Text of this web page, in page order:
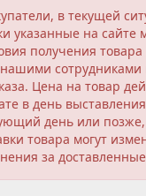
в текущей
указанные на сайте
получения товара
сотрудниками
Цена на товар
в день
день или
товара могут
за доставленные